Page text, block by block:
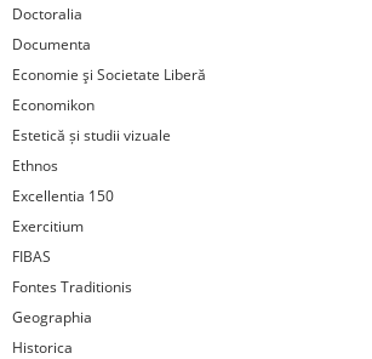
Doctoralia
Documenta
Economie şi Societate Liberă
Economikon
Estetică și studii vizuale
Ethnos
Excellentia 150
Exercitium
FIBAS
Fontes Traditionis
Geographia
Historica